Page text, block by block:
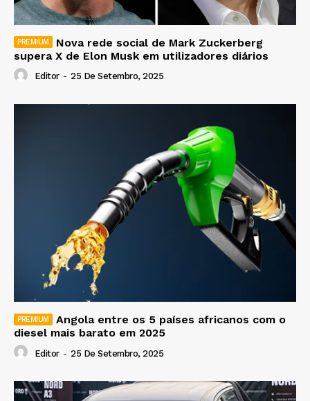
Nova rede social de Mark Zuckerberg
supera X de Elon Musk em utilizadores diários
Editor - 25 De Setembro, 2025
Angola entre os 5 países africanos com o
diesel mais barato em 2025
Editor - 25 De Setembro, 2025